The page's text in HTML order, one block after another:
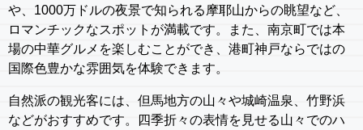
や、1000万ドルの夜景で知られる摩耶山からの眺望など、
ロマンチックなスポットが満載です。また、南京町では本
場の中華グルメを楽しむことができ、港町神戸ならではの
国際色豊かな雰囲気を体験できます。
自然派の観光客には、但馬地方の山々や城崎温泉、竹野浜
などがおすすめです。四季折々の表情を見せる山々でのハ